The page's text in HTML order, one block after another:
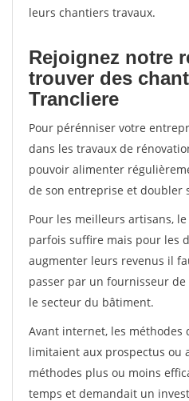
leurs chantiers travaux.
Rejoignez notre
trouver des
Trancliere
Pour pérénniser votre
dans les travaux de
pouvoir alimenter
de son entreprise et doubler
Pour les meilleurs artisans,
parfois suffire mais pour les
augmenter leurs revenus il
passer par un fournisseur
le secteur du bâtiment.
Avant internet, les méthodes
limitaient aux prospectus ou
méthodes plus ou moins
temps et demandait un